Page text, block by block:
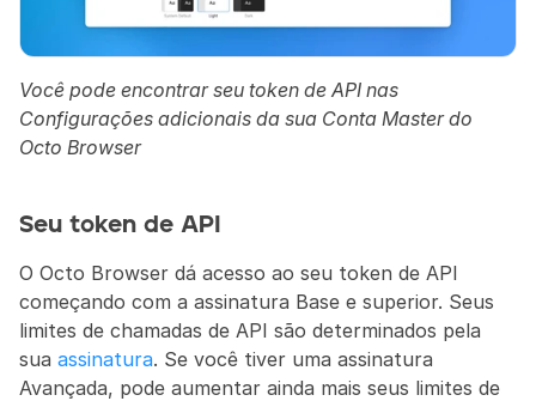
Você pode encontrar seu token de API nas
Configurações adicionais da sua Conta Master do
Octo Browser
Seu token de API
O Octo Browser dá acesso ao seu token de API
começando com a assinatura Base e superior. Seus
limites de chamadas de API são determinados pela
sua assinatura. Se você tiver uma assinatura
Avançada, pode aumentar ainda mais seus limites de